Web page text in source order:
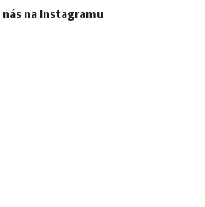
na Instagramu